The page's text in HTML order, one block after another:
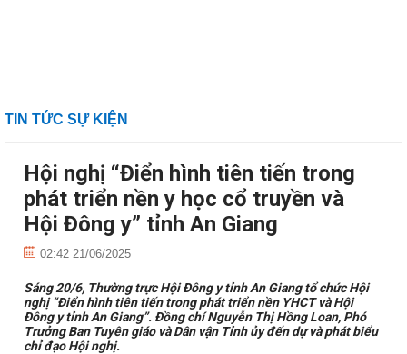
TIN TỨC SỰ KIỆN
Hội nghị “Điển hình tiên tiến trong
phát triển nền y học cổ truyền và
Hội Đông y” tỉnh An Giang
02:42 21/06/2025
Sáng 20/6, Thường trực Hội Đông y tỉnh An Giang tổ chức Hội
nghị “Điển hình tiên tiến trong phát triển nền YHCT và Hội
Đông y tỉnh An Giang”. Đồng chí Nguyễn Thị Hồng Loan, Phó
Trưởng Ban Tuyên giáo và Dân vận Tỉnh ủy đến dự và phát biểu
chỉ đạo Hội nghị.